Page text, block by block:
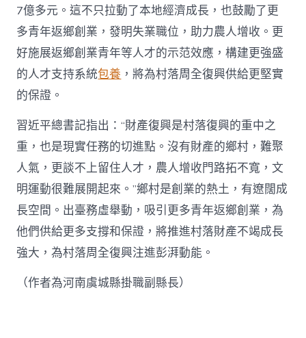
7億多元。這不只拉動了本地經濟成長，也鼓勵了更
多青年返鄉創業，發明失業職位，助力農人增收。更
好施展返鄉創業青年等人才的示范效應，構建更強盛
的人才支持系統包養 ，將為村落周全復興供給更堅實
的保證。
習近平總書記指出：“財產復興是村落復興的重中之
重，也是現實任務的切進點。沒有財產的鄉村，難聚
人氣，更談不上留住人才，農人增收門路拓不寬，文
明運動很難展開起來。”鄉村是創業的熱土，有遼闊成
長空間。出臺務虛舉動，吸引更多青年返鄉創業，為
他們供給更多支撐和保證，將推進村落財產不竭成長
強大，為村落周全復興注進彭湃動能。
（作者為河南虞城縣掛職副縣長）